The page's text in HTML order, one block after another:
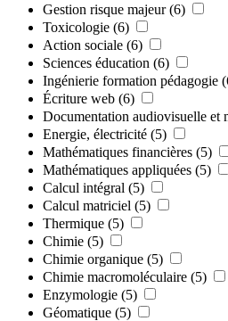
Gestion risque majeur (6)
Toxicologie (6)
Action sociale (6)
Sciences éducation (6)
Ingénierie formation pédagogie
Écriture web (6)
Documentation audiovisuelle et
Energie, électricité (5)
Mathématiques financières (5)
Mathématiques appliquées (5)
Calcul intégral (5)
Calcul matriciel (5)
Thermique (5)
Chimie (5)
Chimie organique (5)
Chimie macromoléculaire (5)
Enzymologie (5)
Géomatique (5)